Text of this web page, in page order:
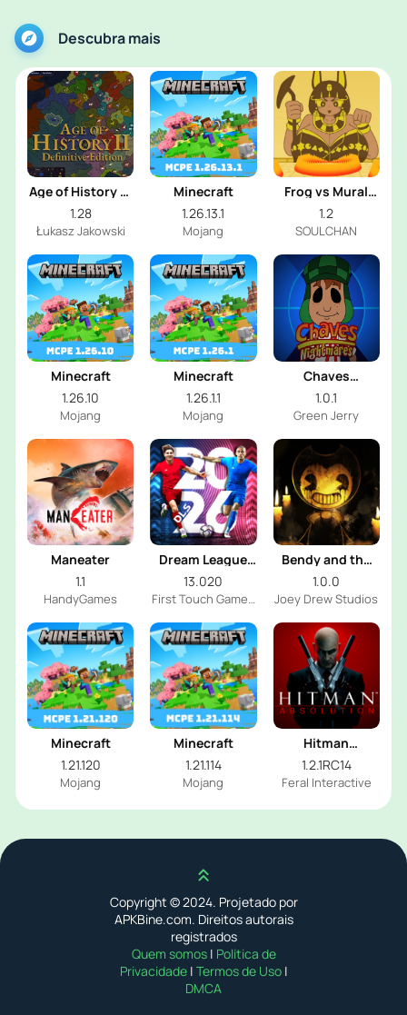
Descubra mais
Age of History 2:
Definitive
Edition
1.28
Łukasz Jakowski
Minecraft
1.26.13.1
Mojang
Frog vs Mural
Girl
1.2
SOULCHAN
Minecraft
1.26.10
Mojang
Minecraft
1.26.1.1
Mojang
Chaves
Nightmares
1.0.1
Green Jerry
Maneater
1.1
HandyGames
Dream League
Soccer 2026
13.020
First Touch Games
Bendy and the
Dark Revival
1.0.0
Joey Drew Studios
Minecraft
1.21.120
Mojang
Minecraft
1.21.114
Mojang
Hitman
Absolution
1.2.1RC14
Feral Interactive
Scroll up
Copyright © 2024. Projetado por
APKBine.com. Direitos autorais
registrados
Quem somos | Política de
Privacidade | Termos de Uso |
DMCA